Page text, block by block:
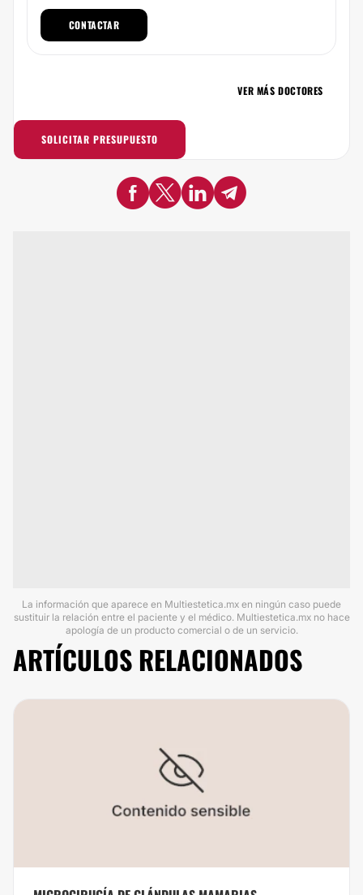
CONTACTAR
VER MÁS DOCTORES
SOLICITAR PRESUPUESTO
La información que aparece en Multiestetica.mx en ningún caso puede
sustituir la relación entre el paciente y el médico. Multiestetica.mx no hace
apología de un producto comercial o de un servicio.
ARTÍCULOS RELACIONADOS